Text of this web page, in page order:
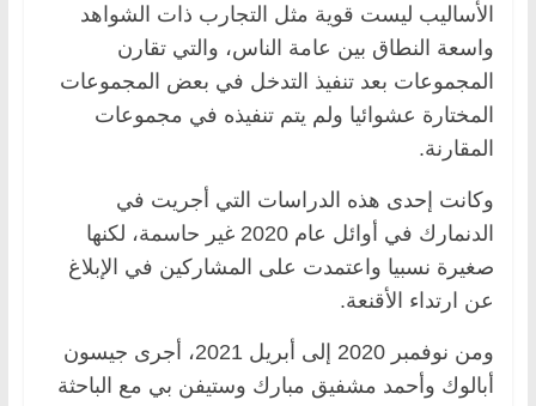
الأساليب ليست قوية مثل التجارب ذات الشواهد
واسعة النطاق بين عامة الناس، والتي تقارن
المجموعات بعد تنفيذ التدخل في بعض المجموعات
المختارة عشوائيا ولم يتم تنفيذه في مجموعات
المقارنة.
وكانت إحدى هذه الدراسات التي أجريت في
الدنمارك في أوائل عام 2020 غير حاسمة، لكنها
صغيرة نسبيا واعتمدت على المشاركين في الإبلاغ
عن ارتداء الأقنعة.
ومن نوفمبر 2020 إلى أبريل 2021، أجرى جيسون
أبالوك وأحمد مشفيق مبارك وستيفن بي مع الباحثة